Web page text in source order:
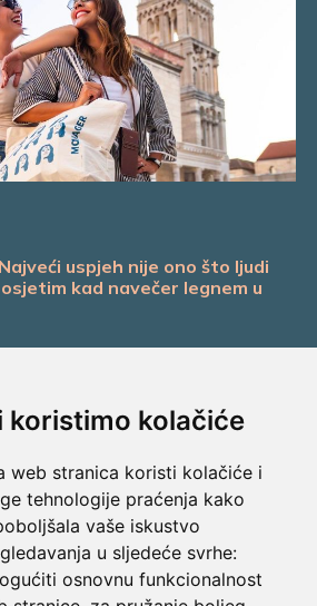
koristimo kolačiće
web stranica koristi kolačiće i
tehnologije praćenja kako
vaše iskustvo
u sljedeće svrhe:
osnovnu funkcionalnost
uspjeh nije ono što ljudi
kad navečer legnem u